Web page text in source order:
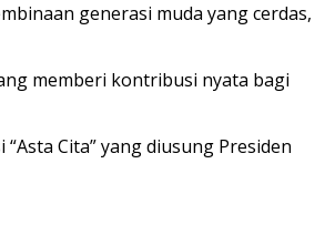
generasi muda yang cerdas,
memberi kontribusi nyata bagi
Cita” yang diusung Presiden